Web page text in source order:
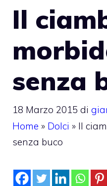
Il
senza
18 Marzo 2015 di
Home » Dolci » Il
senza buco